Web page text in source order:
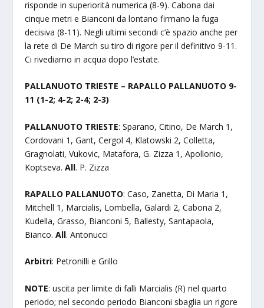
risponde in superiorità numerica (8-9). Cabona dai
cinque metri e Bianconi da lontano firmano la fuga
decisiva (8-11). Negli ultimi secondi c’è spazio anche per
la rete di De March su tiro di rigore per il definitivo 9-11.
Ci rivediamo in acqua dopo l’estate.
PALLANUOTO TRIESTE – RAPALLO PALLANUOTO 9-
11 (1-2; 4-2; 2-4; 2-3)
PALLANUOTO TRIESTE: Sparano, Citino, De March 1,
Cordovani 1, Gant, Cergol 4, Klatowski 2, Colletta,
Gragnolati, Vukovic, Matafora, G. Zizza 1, Apollonio,
Koptseva.All. P. Zizza
RAPALLO PALLANUOTO: Caso, Zanetta, Di Maria 1,
Mitchell 1, Marcialis, Lombella, Galardi 2, Cabona 2,
Kudella, Grasso, Bianconi 5, Ballesty, Santapaola,
Bianco.All. Antonucci
Arbitri: Petronilli e Grillo
NOTE: uscita per limite di falli Marcialis (R) nel quarto
periodo; nel secondo periodo Bianconi sbaglia un rigore